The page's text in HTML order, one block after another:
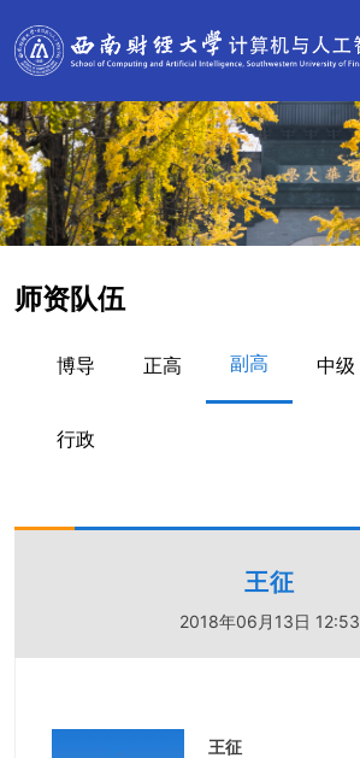
师资队伍
博导 正高 副高 中级
行政
王征
2018年06月13日 12:53
王征